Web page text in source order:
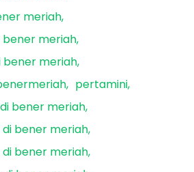
meriah
meriah
bener meriah
pertamini
bener meriah
bener meriah
bener meriah